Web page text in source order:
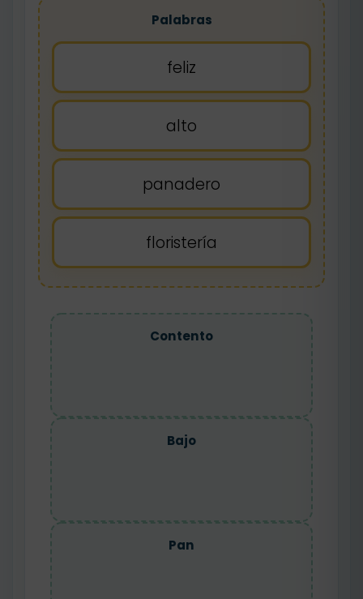
Palabras
feliz
alto
panadero
floristería
Contento
Bajo
Pan